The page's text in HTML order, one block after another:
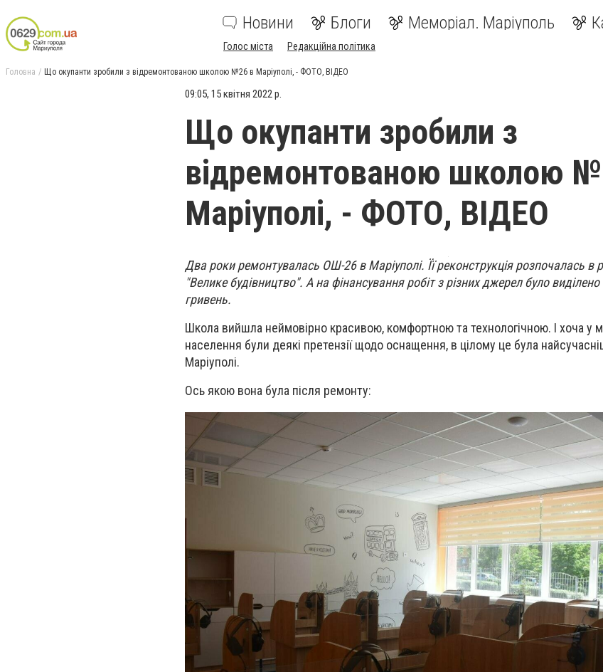
Новини Блоги Меморіал. Маріуполь
Голос міста Редакційна політика
Головна Що окупанти зробили з відремонтованою школою №26 в Маріуполі, - ФОТО, ВІДЕО
09:05, 15 квітня 2022 р.
Що окупанти зробили з
відремонтованою школою
Маріуполі, - ФОТО, ВІДЕО
Два роки ремонтувалась ОШ-26 в Маріуполі. Її реконструкція розпочалась в
"Велике будівництво". А на фінансування робіт з різних джерел було
гривень.
Школа вийшла неймовірно красивою, комфортною та технологічною. І хоча у
населення були деякі претензії щодо оснащення, в цілому це була
Маріуполі.
Ось якою вона була після ремонту: